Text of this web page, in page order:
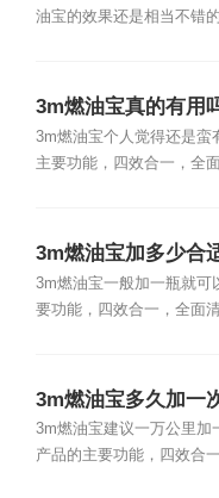
油宝的效果还是相当不错
3m燃油宝真的有用
3m燃油宝个人觉得还是蛮
主要功能，四效合一，全面
3m燃油宝加多少合
3m燃油宝一般加一瓶就可
要功能，四效合一，全面清
3m燃油宝多久加一
3m燃油宝建议一万公里加
产品的主要功能，四效合